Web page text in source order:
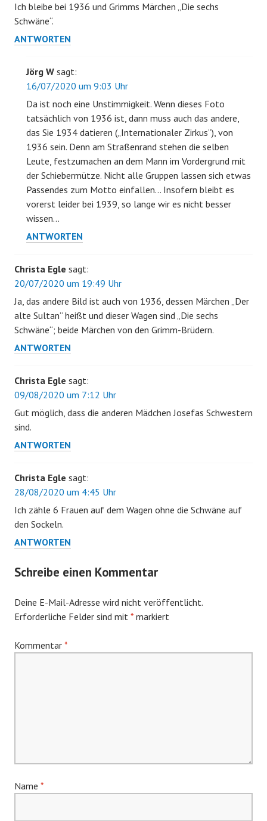
Ich bleibe bei 1936 und Grimms Märchen „Die sechs
Schwäne“.
ANTWORTEN
Jörg W sagt:
16/07/2020 um 9:03 Uhr
Da ist noch eine Unstimmigkeit. Wenn dieses Foto
tatsächlich von 1936 ist, dann muss auch das andere,
das Sie 1934 datieren („Internationaler Zirkus“), von
1936 sein. Denn am Straßenrand stehen die selben
Leute, festzumachen an dem Mann im Vordergrund mit
der Schiebermütze. Nicht alle Gruppen lassen sich etwas
Passendes zum Motto einfallen… Insofern bleibt es
vorerst leider bei 1939, so lange wir es nicht besser
wissen…
ANTWORTEN
Christa Egle sagt:
20/07/2020 um 19:49 Uhr
Ja, das andere Bild ist auch von 1936, dessen Märchen „Der
alte Sultan“ heißt und dieser Wagen sind „Die sechs
Schwäne“; beide Märchen von den Grimm-Brüdern.
ANTWORTEN
Christa Egle sagt:
09/08/2020 um 7:12 Uhr
Gut möglich, dass die anderen Mädchen Josefas Schwestern
sind.
ANTWORTEN
Christa Egle sagt:
28/08/2020 um 4:45 Uhr
Ich zähle 6 Frauen auf dem Wagen ohne die Schwäne auf
den Sockeln.
ANTWORTEN
Schreibe einen Kommentar
Deine E-Mail-Adresse wird nicht veröffentlicht.
Erforderliche Felder sind mit * markiert
Kommentar *
Name *